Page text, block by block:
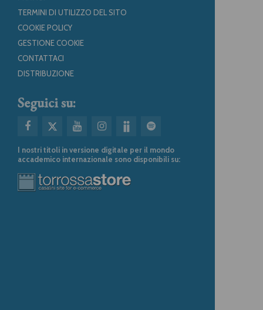
TERMINI DI UTILIZZO DEL SITO
COOKIE POLICY
GESTIONE COOKIE
CONTATTACI
DISTRIBUZIONE
Seguici su:
I nostri titoli in versione digitale per il mondo
accademico internazionale sono disponibili su: